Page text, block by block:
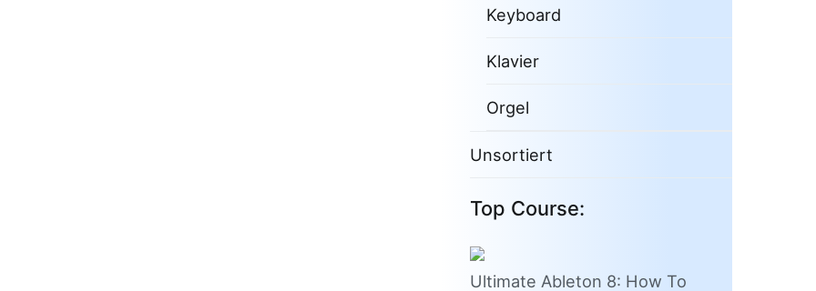
Keyboard
Klavier
Orgel
Unsortiert
Top Course:
Ultimate Ableton 8: How To